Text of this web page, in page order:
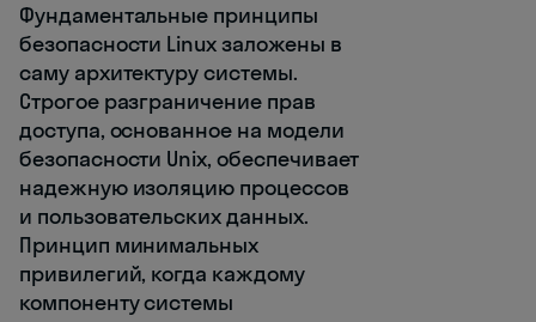
Фундаментальные принципы
безопасности Linux заложены в
саму архитектуру системы.
Строгое разграничение прав
доступа, основанное на модели
безопасности Unix, обеспечивает
надежную изоляцию процессов
и пользовательских данных.
Принцип минимальных
привилегий, когда каждому
компоненту системы